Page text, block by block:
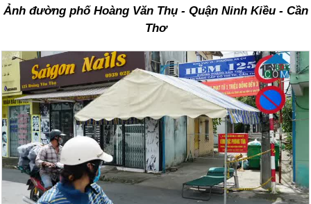
Ảnh đường phố Hoàng Văn Thụ - Quận Ninh Kiều - Cần
Thơ